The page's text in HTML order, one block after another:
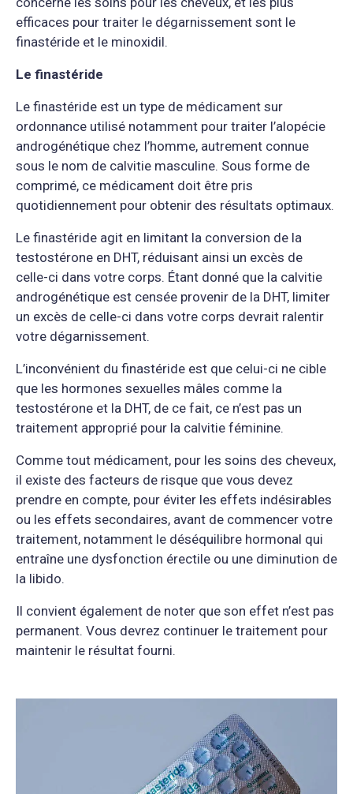
efficaces pour traiter le dégarnissement sont le
finastéride et le minoxidil.
Le finastéride
Le finastéride est un type de médicament sur
ordonnance utilisé notamment pour traiter l’alopécie
androgénétique chez l’homme, autrement connue
sous le nom de calvitie masculine. Sous forme de
comprimé, ce médicament doit être pris
quotidiennement pour obtenir des résultats optimaux.
Le finastéride agit en limitant la conversion de la
testostérone en DHT, réduisant ainsi un excès de
celle-ci dans votre corps. Étant donné que la calvitie
androgénétique est censée provenir de la DHT, limiter
un excès de celle-ci dans votre corps devrait ralentir
votre dégarnissement.
L’inconvénient du finastéride est que celui-ci ne cible
que les hormones sexuelles mâles comme la
testostérone et la DHT, de ce fait, ce n’est pas un
traitement approprié pour la calvitie féminine.
Comme tout médicament, pour les soins des cheveux,
il existe des facteurs de risque que vous devez
prendre en compte, pour éviter les effets indésirables
ou les effets secondaires, avant de commencer votre
traitement, notamment le déséquilibre hormonal qui
entraîne une dysfonction érectile ou une diminution de
la libido.
Il convient également de noter que son effet n’est pas
permanent. Vous devrez continuer le traitement pour
maintenir le résultat fourni.